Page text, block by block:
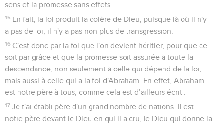
sens et la promesse sans effets.
15 En fait, la loi produit la colère de Dieu, puisque là où il n'y
a pas de loi, il n'y a pas non plus de transgression.
16 C'est donc par la foi que l'on devient héritier, pour que ce
soit par grâce et que la promesse soit assurée à toute la
descendance, non seulement à celle qui dépend de la loi,
mais aussi à celle qui a la foi d'Abraham. En effet, Abraham
est notre père à tous, comme cela est d’ailleurs écrit :
17 Je t'ai établi père d'un grand nombre de nations. Il est
notre père devant le Dieu en qui il a cru, le Dieu qui donne la